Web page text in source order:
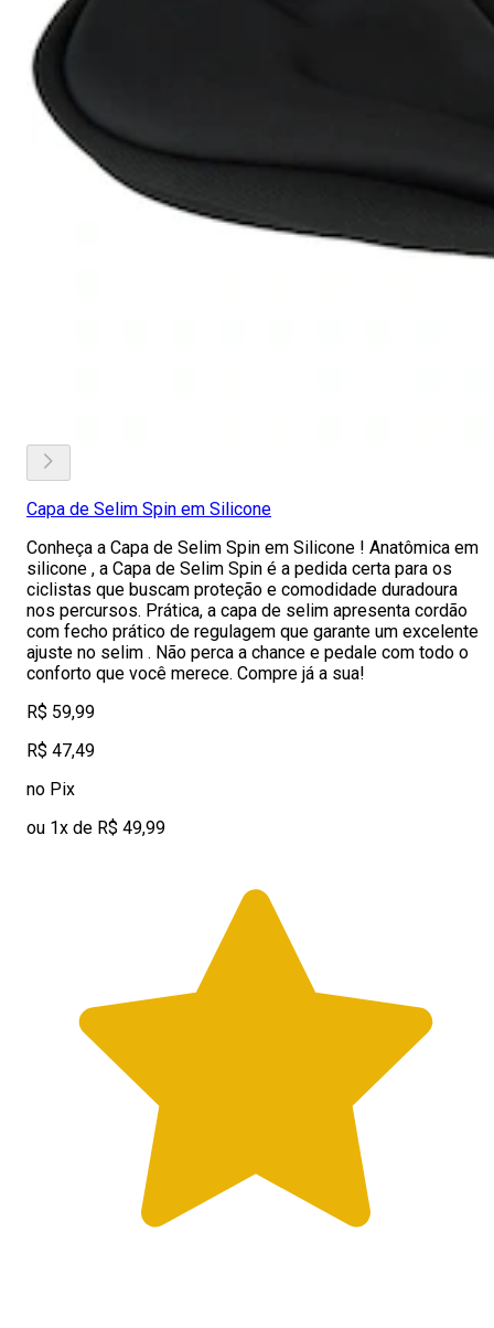
Capa de Selim Spin em Silicone
Conheça a Capa de Selim Spin em Silicone ! Anatômica em
silicone , a Capa de Selim Spin é a pedida certa para os
ciclistas que buscam proteção e comodidade duradoura
nos percursos. Prática, a capa de selim apresenta cordão
com fecho prático de regulagem que garante um excelente
ajuste no selim . Não perca a chance e pedale com todo o
conforto que você merece. Compre já a sua!
R$ 59,99
R$ 47,49
no Pix
ou 1x de R$ 49,99